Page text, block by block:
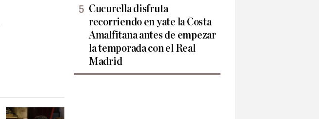
Cucurella disfruta
recorriendo en yate la Costa
Amalfitana antes de empezar
la temporada con el Real
Madrid